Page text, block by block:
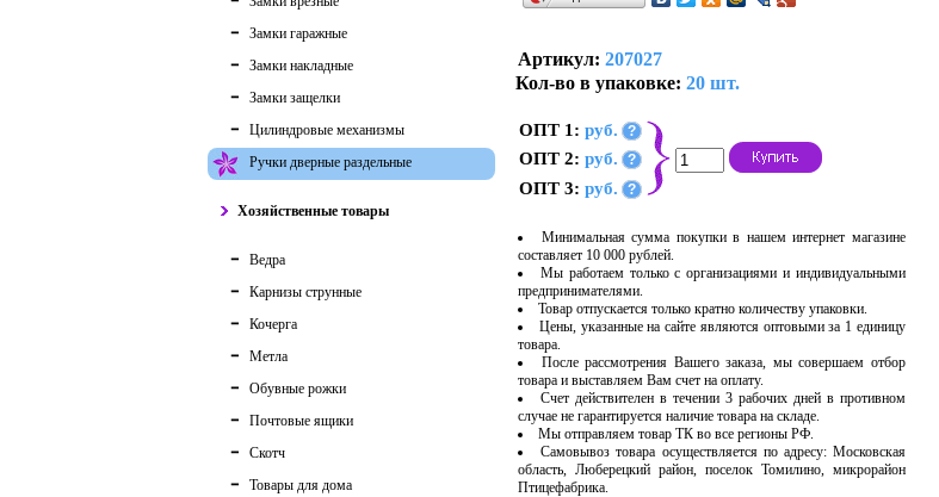
Замки гаражные
Замки накладные
Замки защелки
Цилиндровые механизмы
Ручки дверные раздельные
Хозяйственные товары
Ведра
Карнизы струнные
Кочерга
Метла
Обувные рожки
Почтовые ящики
Скотч
Товары для дома
Артикул: 207027
Кол-во в упаковке: 20 шт.
ОПТ 1: руб. ?
ОПТ 2: руб. ?
ОПТ 3: руб. ?
Минимальная сумма покупки в нашем интернет магазине
составляет 10 000 рублей.
Мы работаем только с организациями и индивидуальными
предпринимателями.
Товар отпускается только кратно количеству упаковки.
Цены, указанные на сайте являются оптовыми за 1 единицу
товара.
После рассмотрения Вашего заказа, мы совершаем отбор
товара и выставляем Вам счет на оплату.
Счет действителен в течении 3 рабочих дней в противном
случае не гарантируется наличие товара на складе.
Мы отправляем товар ТК во все регионы РФ.
Самовывоз товара осуществляется по адресу: Московская
область, Люберецкий район, поселок Томилино, микрорайон
Птицефабрика.